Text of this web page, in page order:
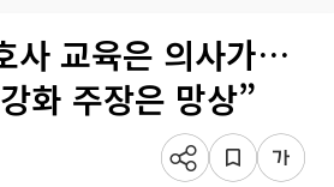
사 교육은 의사가…
화 주장은 망상”